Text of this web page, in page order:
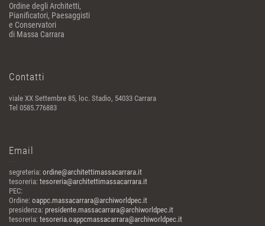
Ordine degli Architetti,
Pianificatori, Paesaggisti
e Conservatori
di Massa Carrara
Contatti
viale XX Settembre 85, loc. Stadio, 54033 Carrara
Tel 0585.776883
Email
segreteria: ordine@architettimassacarrara.it
tesoreria: tesoreria@architettimassacarrara.it
PEC:
Ordine: oappc.massacarrara@archiworldpec.it
presidenza: presidente.massacarrara@archiworldpec.it
tesoreria: tesoreria.oappcmassacarrara@archiworldpec.it